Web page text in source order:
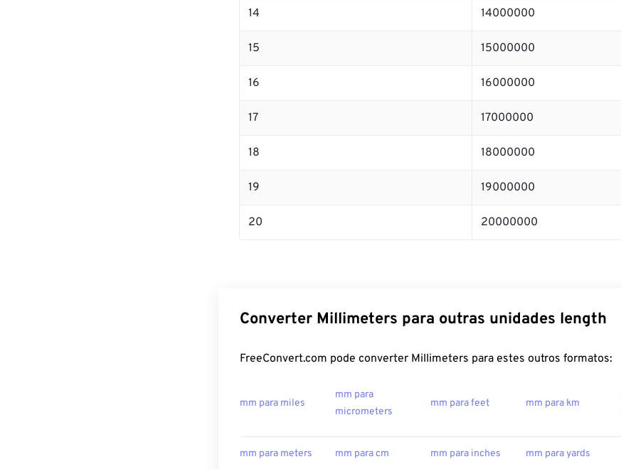
14 14000000
15 15000000
16 16000000
17 17000000
18 18000000
19 19000000
20 20000000
Converter Millimeters para outras unidades length
FreeConvert.com pode converter Millimeters para estes outros formatos:
mm para miles
mm para
micrometers
mm para feet mm para km
mm para meters mm para cm mm para inches mm para yards